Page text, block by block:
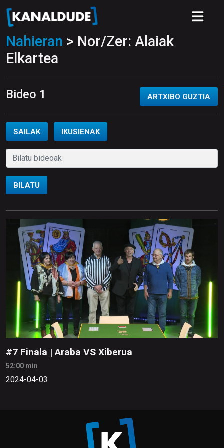
Nahieran > Nor/Zer: Alaiak
Elkartea
Bideo 1 ARTXIBO GUZTIA
SAILAK IKUSIENAK
BILATU
#7 Finala | Araba VS Xiberua
52:00 min
2024-04-03